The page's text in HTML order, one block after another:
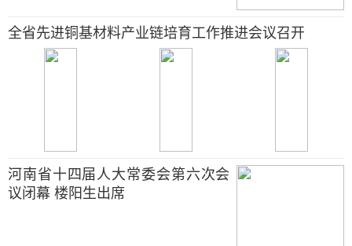
全省先进铜基材料产业链培育工作推进会议召开
河南省十四届人大常委会第六次会
议闭幕 楼阳生出席